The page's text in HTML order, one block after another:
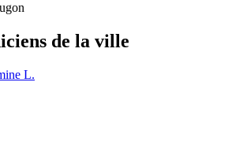
de la ville
L.